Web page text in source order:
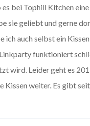
es bei Tophill Kitchen
sie geliebt und gerne
ich auch selbst ein
funktioniert
wird. Leider geht es
Kissen weiter. Es gibt